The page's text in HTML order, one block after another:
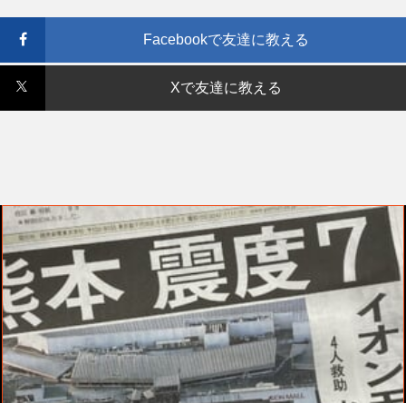
Facebookで友達に教える
Xで友達に教える